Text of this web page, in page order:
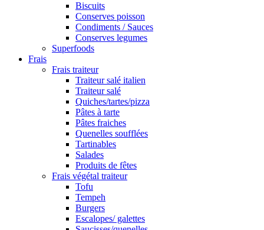
Biscuits
Conserves poisson
Condiments / Sauces
Conserves legumes
Superfoods
Frais
Frais traiteur
Traiteur salé italien
Traiteur salé
Quiches/tartes/pizza
Pâtes à tarte
Pâtes fraiches
Quenelles soufflées
Tartinables
Salades
Produits de fêtes
Frais végétal traiteur
Tofu
Tempeh
Burgers
Escalopes/ galettes